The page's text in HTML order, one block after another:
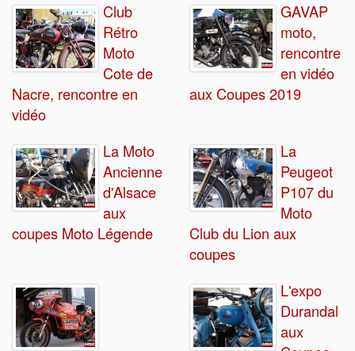
Club
Rétro
Moto
Cote de
Nacre, rencontre en
vidéo
GAVAP
moto,
rencontre
en vidéo
aux Coupes 2019
La Moto
Ancienne
d'Alsace
aux
coupes Moto Légende
La
Peugeot
P107 du
Moto
Club du Lion aux
coupes
L'expo
Durandal
aux